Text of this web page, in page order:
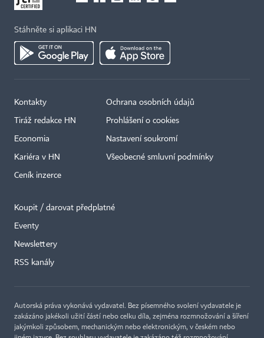
Stáhněte si aplikaci HN
Kontakty
Tiráž redakce HN
Economia
Kariéra v HN
Ceník inzerce
Ochrana osobních údajů
Prohlášení o cookies
Nastavení soukromí
Všeobecné smluvní podmínky
Koupit / darovat předplatné
Eventy
Newslettery
RSS kanály
Autorská práva vykonává vydavatel. Bez písemného svolení vydavatele je
zakázáno jakékoli užití částí nebo celku díla, zejména rozmnožování a šíření
jakýmkoli způsobem, mechanickým nebo elektronickým, v českém nebo